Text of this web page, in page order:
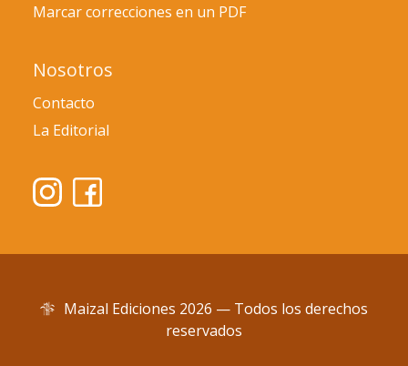
Marcar correcciones en un PDF
Nosotros
Contacto
La Editorial
Maizal Ediciones 2026 — Todos los derechos
reservados